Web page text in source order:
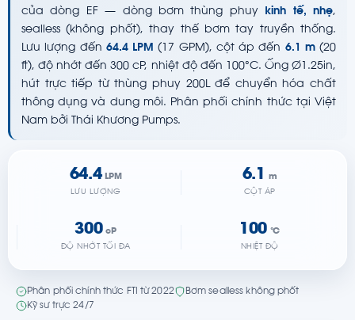
của dòng EF — dòng bơm thùng phuy kinh tế, nhẹ,
sealless (không phốt), thay thế bơm tay truyền thống.
Lưu lượng đến 64.4 LPM (17 GPM), cột áp đến 6.1 m(20
ft), độ nhớt đến 300 cP, nhiệt độ đến 100°C. Ống Ø1.25in,
hút trực tiếp từ thùng phuy 200L để chuyển hóa chất
thông dụng và dung môi. Phân phối chính thức tại Việt
Nam bởi Thái Khương Pumps.
64.4 LPM
LƯU LƯỢNG
6.1 m
CỘT ÁP
300 cP
ĐỘ NHỚT TỐI ĐA
100 °C
NHIỆT ĐỘ
Phân phối chính thức FTI từ 2022
Bơm sealless không phốt
Kỹ sư trực 24/7